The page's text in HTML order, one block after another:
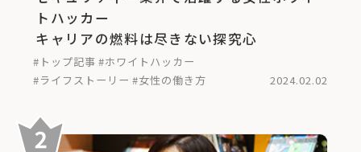
トハッカー
キャリアの燃料は尽きない探究心
#トップ記事 #ホワイトハッカー
#ライフストーリー #女性の働き方 2024.02.02